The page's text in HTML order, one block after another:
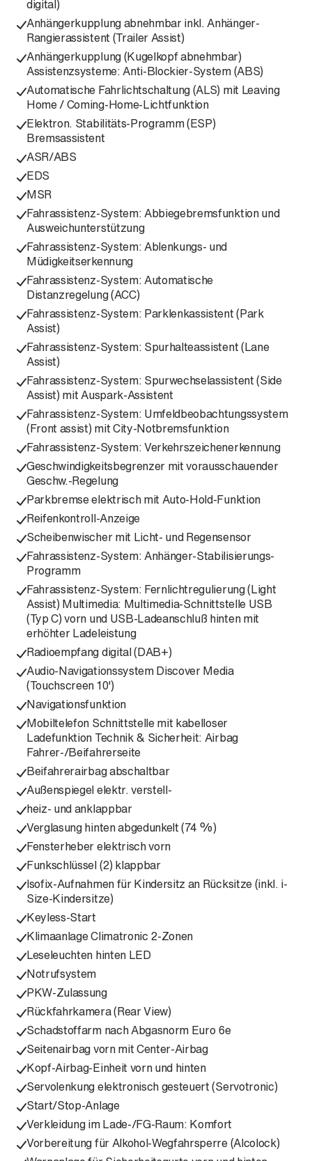
digital)
Anhängerkupplung abnehmbar inkl. Anhänger-
Rangierassistent (Trailer Assist)
Anhängerkupplung (Kugelkopf abnehmbar)
Assistenzsysteme: Anti-Blockier-System (ABS)
Automatische Fahrlichtschaltung (ALS) mit Leaving
Home / Coming-Home-Lichtfunktion
Elektron. Stabilitäts-Programm (ESP)
Bremsassistent
ASR/ABS
EDS
MSR
Fahrassistenz-System: Abbiegebremsfunktion und
Ausweichunterstützung
Fahrassistenz-System: Ablenkungs- und
Müdigkeitserkennung
Fahrassistenz-System: Automatische
Distanzregelung (ACC)
Fahrassistenz-System: Parklenkassistent (Park
Assist)
Fahrassistenz-System: Spurhalteassistent (Lane
Assist)
Fahrassistenz-System: Spurwechselassistent (Side
Assist) mit Auspark-Assistent
Fahrassistenz-System: Umfeldbeobachtungssystem
(Front assist) mit City-Notbremsfunktion
Fahrassistenz-System: Verkehrszeichenerkennung
Geschwindigkeitsbegrenzer mit vorausschauender
Geschw.-Regelung
Parkbremse elektrisch mit Auto-Hold-Funktion
Reifenkontroll-Anzeige
Scheibenwischer mit Licht- und Regensensor
Fahrassistenz-System: Anhänger-Stabilisierungs-
Programm
Fahrassistenz-System: Fernlichtregulierung (Light
Assist) Multimedia: Multimedia-Schnittstelle USB
(Typ C) vorn und USB-Ladeanschluß hinten mit
erhöhter Ladeleistung
Radioempfang digital (DAB+)
Audio-Navigationssystem Discover Media
(Touchscreen 10')
Navigationsfunktion
Mobiltelefon Schnittstelle mit kabelloser
Ladefunktion Technik & Sicherheit: Airbag
Fahrer-/Beifahrerseite
Beifahrerairbag abschaltbar
Außenspiegel elektr. verstell-
heiz- und anklappbar
Verglasung hinten abgedunkelt (74 %)
Fensterheber elektrisch vorn
Funkschlüssel (2) klappbar
Isofix-Aufnahmen für Kindersitz an Rücksitze (inkl. i-
Size-Kindersitze)
Keyless-Start
Klimaanlage Climatronic 2-Zonen
Leseleuchten hinten LED
Notrufsystem
PKW-Zulassung
Rückfahrkamera (Rear View)
Schadstoffarm nach Abgasnorm Euro 6e
Seitenairbag vorn mit Center-Airbag
Kopf-Airbag-Einheit vorn und hinten
Servolenkung elektronisch gesteuert (Servotronic)
Start/Stop-Anlage
Verkleidung im Lade-/FG-Raum: Komfort
Vorbereitung für Alkohol-Wegfahrsperre (Alcolock)